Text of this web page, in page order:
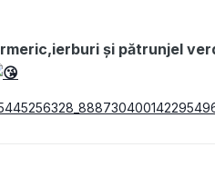
și pătrunjel